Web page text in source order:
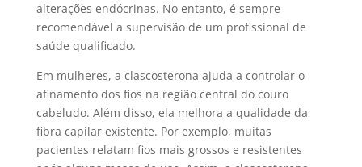
alterações endócrinas. No entanto, é sempre
recomendável a supervisão de um profissional de
saúde qualificado.
Em mulheres, a clascosterona ajuda a controlar o
afinamento dos fios na região central do couro
cabeludo. Além disso, ela melhora a qualidade da
fibra capilar existente. Por exemplo, muitas
pacientes relatam fios mais grossos e resistentes